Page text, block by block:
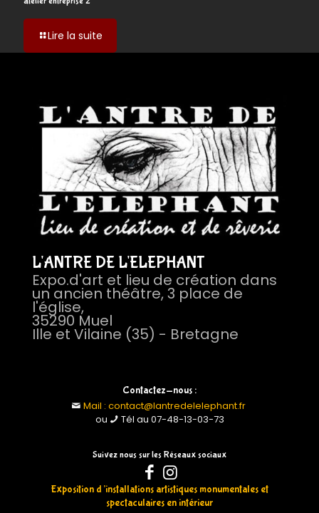
Lire la suite
entreprise
L'ANTRE DE L'ELEPHANT
Expo.d'art et lieu de création dans
un ancien théâtre, 3 place de
l'église,
35290 Muel
Ille et Vilaine (35) - Bretagne
Contactez-nous :
Mail : contact@lantredelelephant.fr
ou
Tél au 07-48-13-03-73
Suivez nous sur les Réseaux sociaux
Exposition d’installations artistiques monumentales et
spectaculaires en intérieur